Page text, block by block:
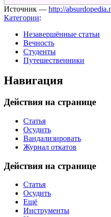
Источник — http://
Категории:
Незавершённые статьи
Вечность
Студенты
Путешественники
Навигация
Действия на странице
Статья
Осудить
Вандализировать
Журнал откатов
Действия на странице
Статья
Осудить
Ещё
Инструменты